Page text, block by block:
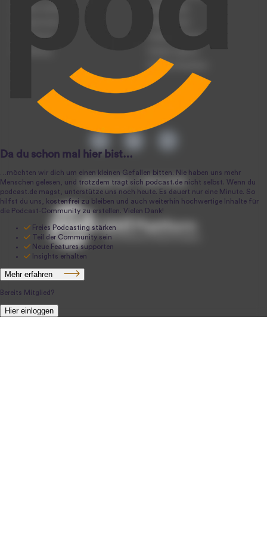
Podcast hochladen
Podcast-Events
Registrierung
Anmeldung
Podcast-Jobs
Podcast-Push
Podcast-Werbung
Podcast-Agentur
Podcast-Produktion
podcast.de ~ 2004-2026